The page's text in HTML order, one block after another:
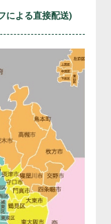
による直接配送)